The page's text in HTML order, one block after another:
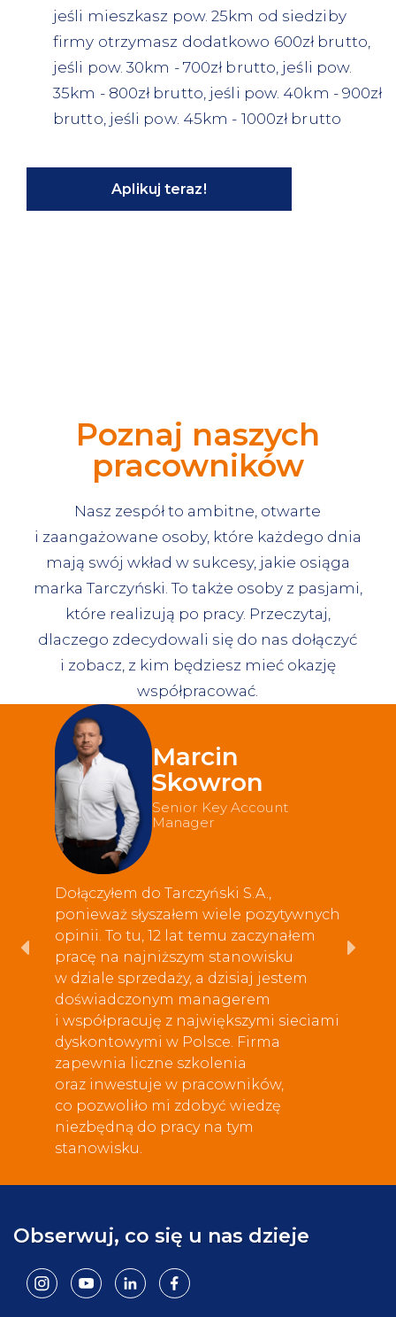
jeśli mieszkasz pow. 25km od siedziby
firmy otrzymasz dodatkowo 600zł brutto,
jeśli pow. 30km - 700zł brutto, jeśli pow.
35km - 800zł brutto, jeśli pow. 40km - 900zł
brutto, jeśli pow. 45km - 1000zł brutto
Aplikuj teraz!
Poznaj naszych
pracowników
Nasz zespół to ambitne, otwarte
i zaangażowane osoby, które każdego dnia
mają swój wkład w sukcesy, jakie osiąga
marka Tarczyński. To także osoby z pasjami,
które realizują po pracy. Przeczytaj,
dlaczego zdecydowali się do nas dołączyć
i zobacz, z kim będziesz mieć okazję
współpracować.
Marcin
Skowron
Senior Key Account
Manager
Dołączyłem do Tarczyński S.A.,
ponieważ słyszałem wiele pozytywnych
opinii. To tu, 12 lat temu zaczynałem
pracę na najniższym stanowisku
w dziale sprzedaży, a dzisiaj jestem
doświadczonym managerem
i współpracuję z największymi sieciami
dyskontowymi w Polsce. Firma
zapewnia liczne szkolenia
oraz inwestuje w pracowników,
co pozwoliło mi zdobyć wiedzę
niezbędną do pracy na tym
stanowisku.
Obserwuj, co się u nas dzieje